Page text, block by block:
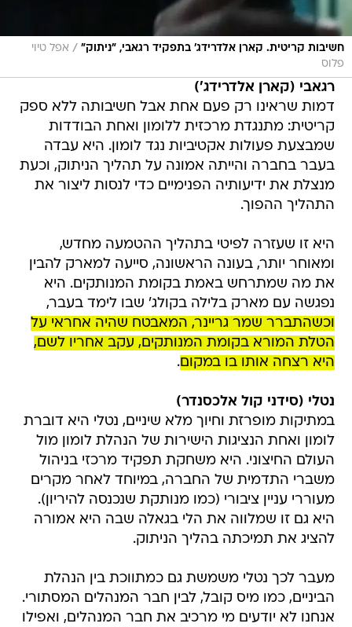
חשיבות קריטית. קארן אלדרידג' בתפקיד רגאבי, "ניתוק" / אפל טיוי
פלוס
רגאבי (קארן אלדרידג')
דמות שראינו רק פעם אחת אבל חשיבותה ללא ספק
קריטית: מתנגדת מרכזית ללומון ואחת הבודדות
שמבצעת פעולות אקטיביות נגד לומון. היא עבדה
בעבר בחברה והייתה אמונה על תהליך הניתוק, וכעת
מנצלת את ידיעותיה הפנימיים כדי לנסות ליצור את
התהליך ההפוך.
היא זו שעזרה לפיטי בתהליך ההטמעה מחדש,
ומאוחר יותר, בעונה הראשונה, סייעה למארק להבין
את מה שמתרחש באמת בקומת המנותקים. היא
נפגשה עם מארק בלילה בקולג' שבו לימד בעבר,
וכשהתברר שמר גריינר, המאבטח שהיה אחראי על
הטלת המורא בקומת המנותקים, עקב אחריו לשם,
היא רצחה אותו בו במקום.
נטלי (סידני קול אלכסנדר)
במתיקות מופרזת וחיוך מלא שיניים, נטלי היא דוברת
לומון ואחת הנציגות הישירות של הנהלת לומון מול
העולם החיצוני. היא משחקת תפקיד מרכזי בניהול
משברי התדמית של החברה, במיוחד לאחר מקרים
מעוררי עניין ציבורי (כמו מנותקת שנכנסה להיריון).
היא גם זו שמלווה את הלי בגאלה שבה היא אמורה
להציג את תמיכתה בהליך הניתוק.
מעבר לכך נטלי משמשת גם כמתווכת בין הנהלת
הביניים, כמו מיס קובל, לבין חבר המנהלים המסתורי.
אנחנו לא יודעים מי מרכיב את חבר המנהלים, ואפילו